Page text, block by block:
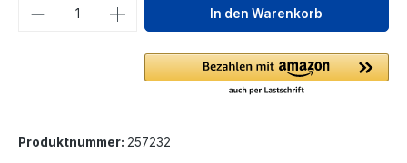
Produkt Anzahl: Gib denIn den Warenkorb
Produktnummer: 257232